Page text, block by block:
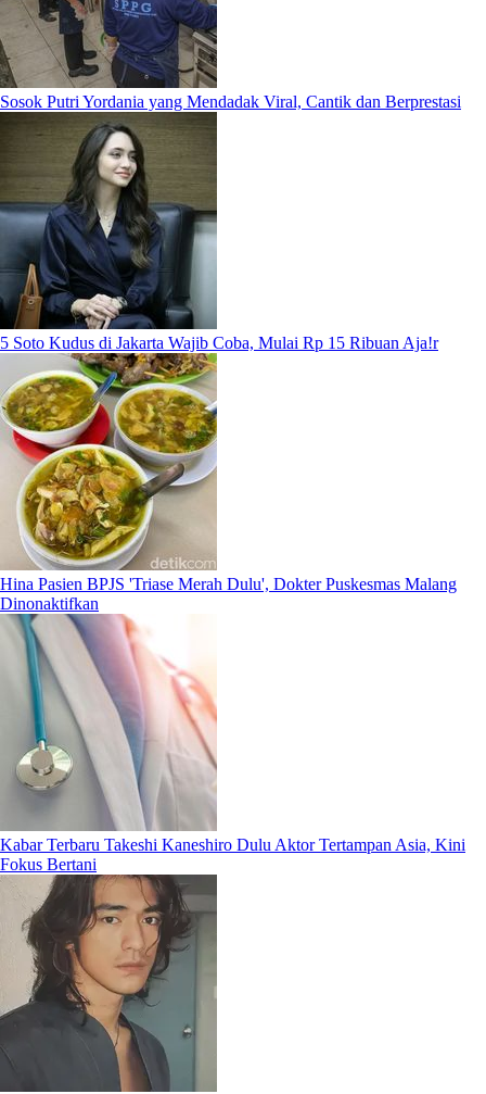
Sosok Putri Yordania yang Mendadak Viral, Cantik dan Berprestasi
5 Soto Kudus di Jakarta Wajib Coba, Mulai Rp 15 Ribuan Aja!r
Hina Pasien BPJS 'Triase Merah Dulu', Dokter Puskesmas Malang
Dinonaktifkan
Kabar Terbaru Takeshi Kaneshiro Dulu Aktor Tertampan Asia, Kini
Fokus Bertani